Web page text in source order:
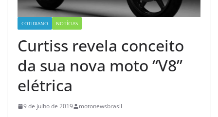
COTIDIANO NOTÍCIAS
Curtiss revela conceito
da sua nova moto “V8”
elétrica
9 de julho de 2019 motonewsbrasil